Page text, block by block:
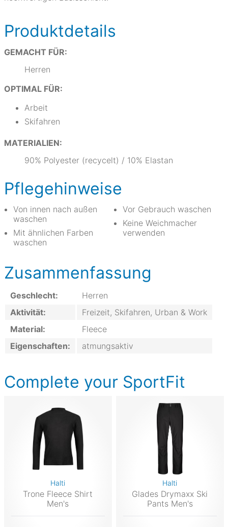
Produktdetails
GEMACHT FÜR:
Herren
OPTIMAL FÜR:
Arbeit
Skifahren
MATERIALIEN:
90% Polyester (recycelt) / 10% Elastan
Pflegehinweise
Von innen nach außen
waschen
Mit ähnlichen Farben
waschen
Vor Gebrauch waschen
Keine Weichmacher
verwenden
Zusammenfassung
Geschlecht:
Herren
Aktivität:
Freizeit, Skifahren, Urban & Work
Material:
Fleece
Eigenschaften:
atmungsaktiv
Complete your SportFit
Halti
Trone Fleece Shirt
Men's
Halti
Glades Drymaxx Ski
Pants Men's